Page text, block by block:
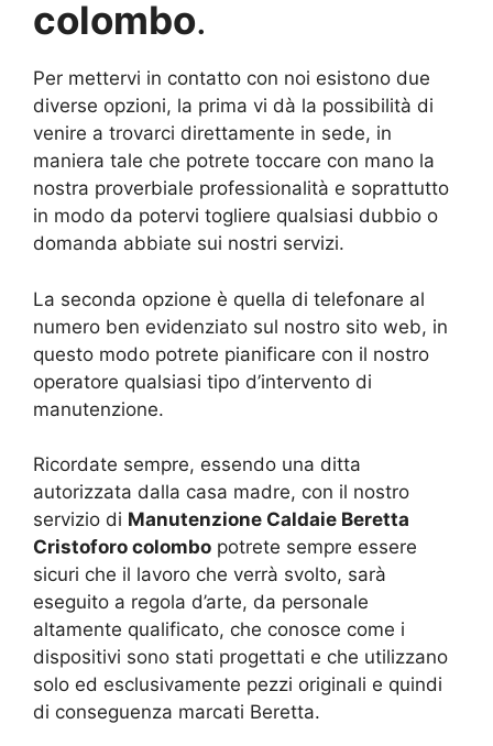
colombo.
Per mettervi in contatto con noi esistono due
diverse opzioni, la prima vi dà la possibilità di
venire a trovarci direttamente in sede, in
maniera tale che potrete toccare con mano la
nostra proverbiale professionalità e soprattutto
in modo da potervi togliere qualsiasi dubbio o
domanda abbiate sui nostri servizi.
La seconda opzione è quella di telefonare al
numero ben evidenziato sul nostro sito web, in
questo modo potrete pianificare con il nostro
operatore qualsiasi tipo d’intervento di
manutenzione.
Ricordate sempre, essendo una ditta
autorizzata dalla casa madre, con il nostro
servizio di Manutenzione Caldaie Beretta
Cristoforo colombo potrete sempre essere
sicuri che il lavoro che verrà svolto, sarà
eseguito a regola d’arte, da personale
altamente qualificato, che conosce come i
dispositivi sono stati progettati e che utilizzano
solo ed esclusivamente pezzi originali e quindi
di conseguenza marcati Beretta.